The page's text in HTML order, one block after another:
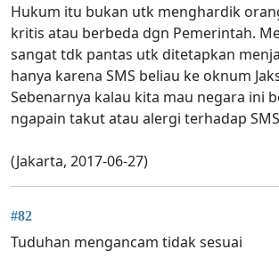
Hukum itu bukan utk menghardik
kritis atau berbeda dgn Pemerintah.
sangat tdk pantas utk ditetapkan
hanya karena SMS beliau ke oknum
Sebenarnya kalau kita mau negara ini
ngapain takut atau alergi terhadap
(Jakarta, 2017-06-27)
#82
Tuduhan mengancam tidak sesuai